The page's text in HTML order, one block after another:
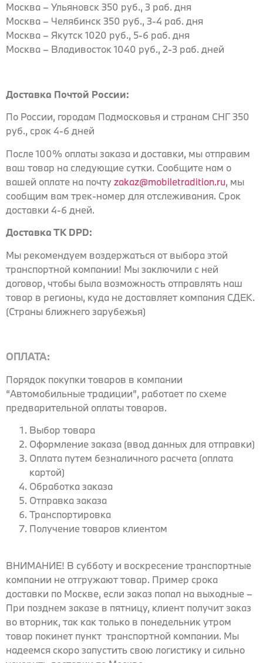
Москва – Ульяновск 350 руб., 3 раб. дня
Москва – Челябинск 350 руб., 3-4 раб. дня
Москва – Якутск 1020 руб., 5-6 раб. дня
Москва – Владивосток 1040 руб., 2-3 раб. дней
Доставка Почтой России:
По России, городам Подмосковья и странам СНГ 350
руб., срок 4-6 дней
После 100% оплаты заказа и доставки, мы отправим
ваш товар на следующие сутки. Сообщите нам о
вашей оплате на почтуzakaz@mobiletradition.ru, мы
сообщим вам трек-номер для отслеживания. Срок
доставки 4-6 дней.
Доставка ТК DPD:
Мы рекомендуем воздержаться от выбора этой
транспортной компании! Мы заключили с ней
договор, чтобы была возможность отправлять наш
товар в регионы, куда не доставляет компания СДЕК.
(Страны ближнего зарубежья)
ОПЛАТА:
Порядок покупки товаров в компании
“Автомобильные традиции”, работает по схеме
предварительной оплаты товаров.
Выбор товара
Оформление заказа (ввод данных для отправки)
Оплата путем безналичного расчета (оплата
картой)
Обработка заказа
Отправка заказа
Транспортировка
Получение товаров клиентом
ВНИМАНИЕ! В субботу и воскресение транспортные
компании не отгружают товар. Пример срока
доставки по Москве, если заказ попал на выходные –
При позднем заказе в пятницу, клиент получит заказ
во вторник, так как только в понедельник утром
товар покинет пункт транспортной компании. Мы
надеемся скоро запустить свою логистику и сильно